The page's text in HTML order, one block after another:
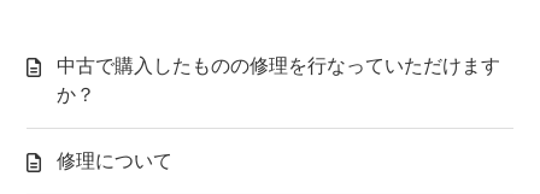
中古で購入したものの修理を行なっていただけます
か？
修理について